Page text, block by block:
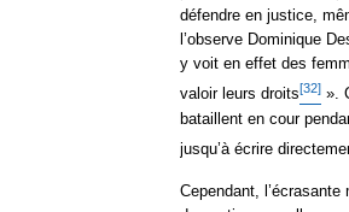
défendre en justice,
l’observe Dominique
y voit en effet des
valoir leurs droits[32]».
bataillent en cour
jusqu’à écrire
Cependant,